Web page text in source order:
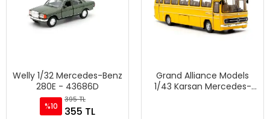
Welly 1/32 Mercedes-Benz
280E - 43686D
%10
395 TL
355 TL
Grand Alliance Models
1/43 Karsan Mercedes-